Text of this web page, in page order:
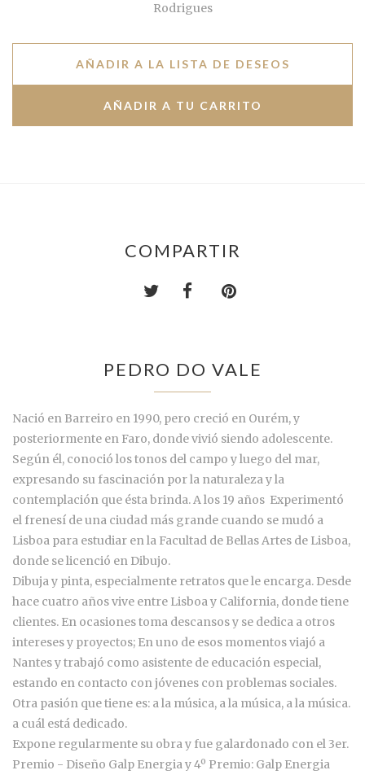
Rodrigues
AÑADIR A LA LISTA DE DESEOS
COMPARTIR
PEDRO DO VALE
Nació en Barreiro en 1990, pero creció en Ourém, y
posteriormente en Faro, donde vivió siendo adolescente.
Según él, conoció los tonos del campo y luego del mar,
expresando su fascinación por la naturaleza y la
contemplación que ésta brinda. A los 19 años Experimentó
el frenesí de una ciudad más grande cuando se mudó a
Lisboa para estudiar en la Facultad de Bellas Artes de Lisboa,
donde se licenció en Dibujo.
Dibuja y pinta, especialmente retratos que le encarga. Desde
hace cuatro años vive entre Lisboa y California, donde tiene
clientes. En ocasiones toma descansos y se dedica a otros
intereses y proyectos; En uno de esos momentos viajó a
Nantes y trabajó como asistente de educación especial,
estando en contacto con jóvenes con problemas sociales.
Otra pasión que tiene es: a la música, a la música, a la música.
a cuál está dedicado.
Expone regularmente su obra y fue galardonado con el 3er.
Premio - Diseño Galp Energia y 4º Premio: Galp Energia